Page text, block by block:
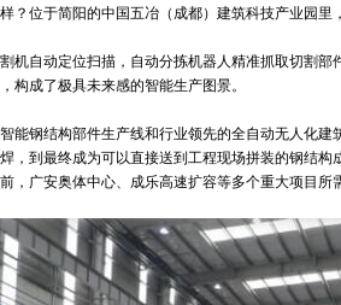
？位于简阳的中国五冶（成都）建筑科技产业园里
机自动定位扫描，自动分拣机器人精准抓取切割
构成了极具未来感的智能生产图景。
能钢结构部件生产线和行业领先的全自动无人化
，到最终成为可以直接送到工程现场拼装的钢结
，广安奥体中心、成乐高速扩容等多个重大项目所